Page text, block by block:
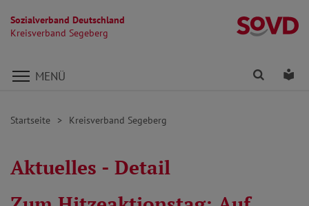
Sozialverband Deutschland
Kreisverband Segeberg
Direkt zu den Inhalten springen
MENÜ Finden
Startseite Kreisverband Segeberg
Aktuelles - Detail